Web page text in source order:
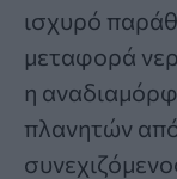
ισχυρό
μεταφορά
η
πλανητών από